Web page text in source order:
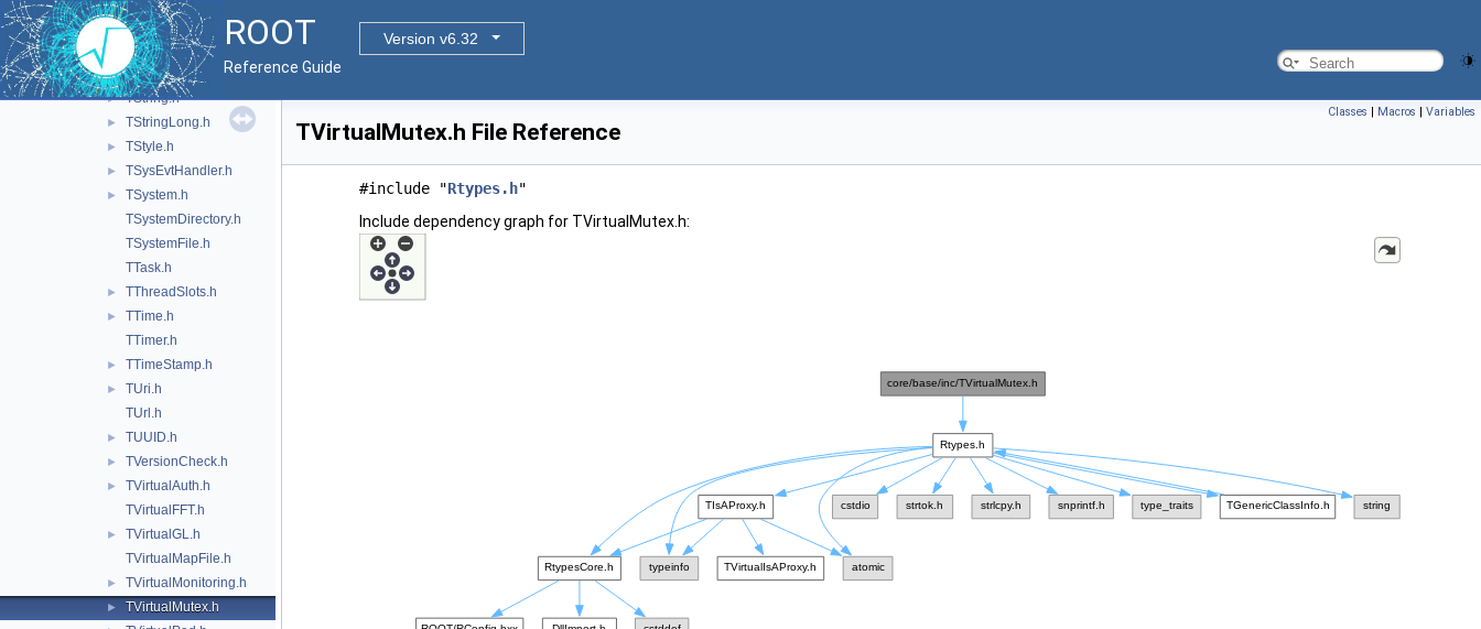
ROOT
Version v6.32
Reference Guide
► TRootIOCtor.h
TStopwatch.h
► TStorage.h
► TString.h
► TStringLong.h
► TStyle.h
► TSysEvtHandler.h
►
TSystem.h
TSystemDirectory.h
TSystemFile.h
TTask.h
► TThreadSlots.h
►
TTime.h
TTimer.h
► TTimeStamp.h
►
TUri.h
TUrl.h
► TUUID.h
► TVersionCheck.h
►
TVirtualAuth.h
TVirtualFFT.h
►
TVirtualGL.h
TVirtualMapFile.h
► TVirtualMonitoring.h
► TVirtualMutex.h
Classes | Macros | Variables
TVirtualMutex.h File Reference
#include "Rtypes.h"
Include dependency graph for TVirtualMutex.h: